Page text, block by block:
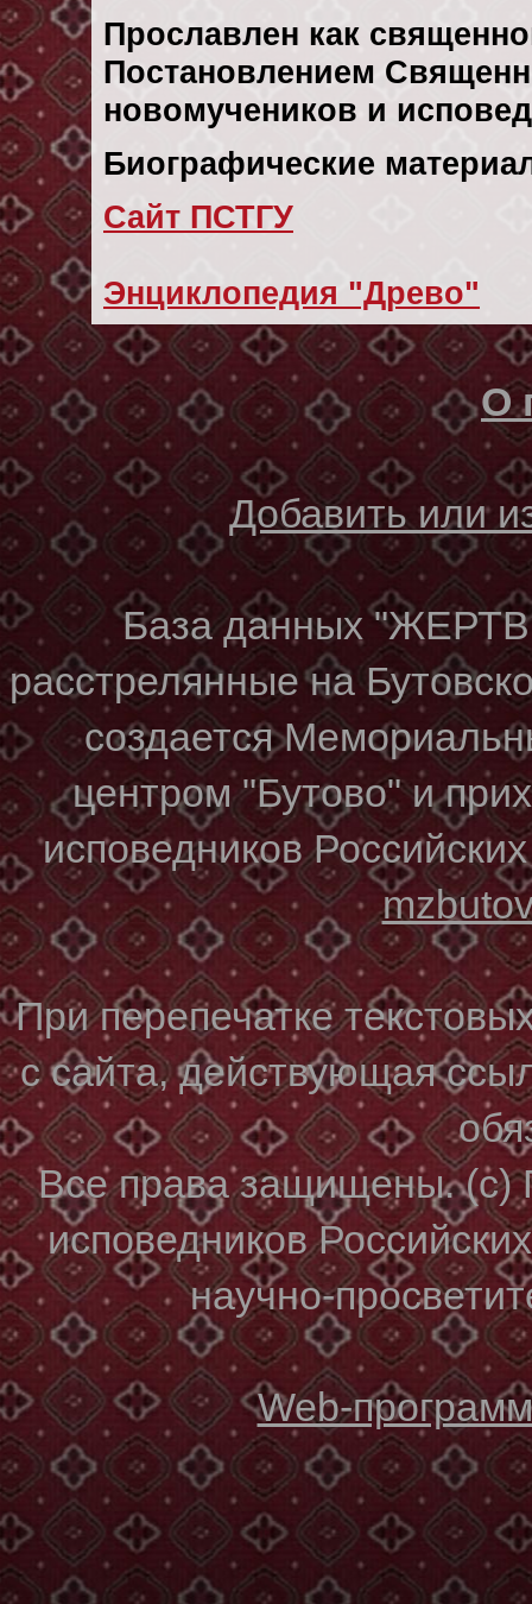
Прославлен как
Постановлением
новомучеников и
Биографические
Сайт ПСТГУ
Энциклопедия "Древо"
О
Добавить или
База данных
расстрелянные на
создается
центром "Бутово" и
исповедников
При перепечатке
с сайта, действующая
Все права защищены. (с)
исповедников
научно-
Web-